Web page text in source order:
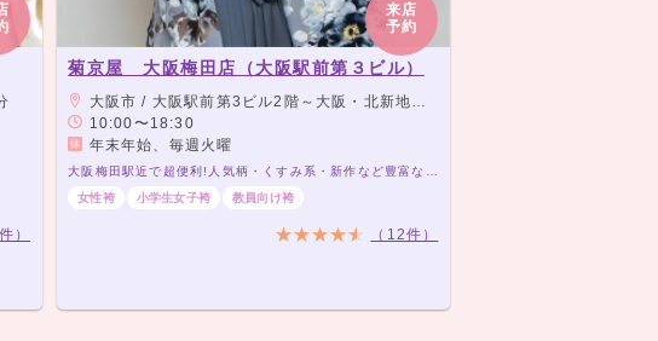
）
来店
予約
菊京屋 大阪梅田店（大阪駅前第３ビル）
大阪市 / 大阪駅前第3ビル2階～大阪・北新地・梅田各線より徒歩5分以内
10:00〜18:30
年末年始、毎週火曜
女性袴
小学生女子袴 教員向け袴
（12件）